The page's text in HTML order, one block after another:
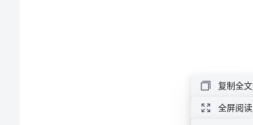
复制全文
全屏阅读